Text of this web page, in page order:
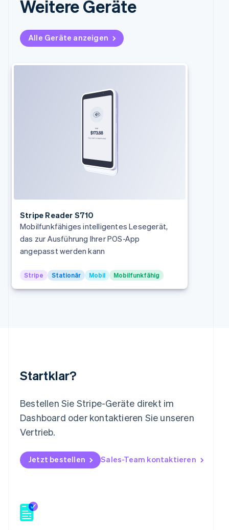
Weitere Geräte
Alle Geräte anzeigen
Stripe Reader S710
Mobilfunkfähiges intelligentes Lesegerät,
das zur Ausführung Ihrer POS-App
angepasst werden kann
Stripe Stationär Mobil Mobilfunkfähig
Startklar?
Bestellen Sie Stripe-Geräte direkt im
Dashboard oder kontaktieren Sie unseren
Vertrieb.
Jetzt bestellen Sales-Team kontaktieren
EnglishSvenska
FrançaisEnglish
Gibraltar
English
English
Liechtenstein
DeutschEnglish
Litauen
Luxemburg
FrançaisDeutschEnglish
Malaysia
Niederlande
English
Österreich
Polen
Portugal
PortuguêsEnglish
Svenska